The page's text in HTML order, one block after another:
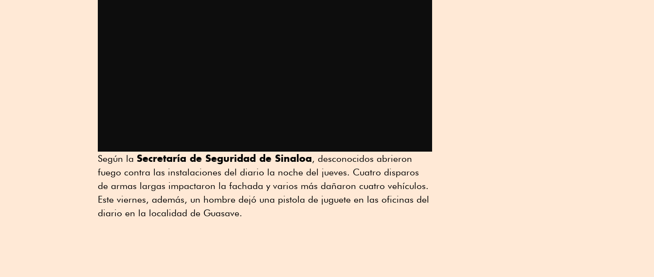
Según la Secretaría de Seguridad de Sinaloa, desconocidos abrieron
fuego contra las instalaciones del diario la noche del jueves. Cuatro disparos
de armas largas impactaron la fachada y varios más dañaron cuatro vehículos.
Este viernes, además, un hombre dejó una pistola de juguete en las oficinas del
diario en la localidad de Guasave.